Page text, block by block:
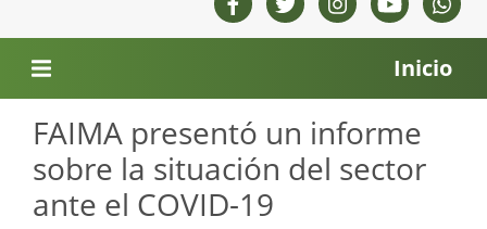
Inicio
FAIMA presentó un informe
sobre la situación del sector
ante el COVID-19